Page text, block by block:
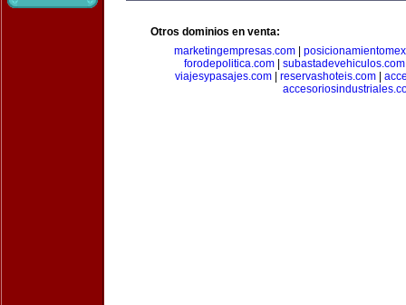
Otros dominios en venta:
marketingempresas.com
forodepolitica.com| subastadevehiculos.com
viajesypasajes.com
reservashoteis.com